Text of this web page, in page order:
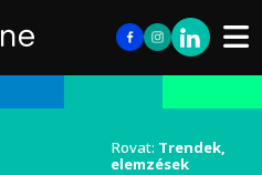
Rovat: Trendek,
elemzések